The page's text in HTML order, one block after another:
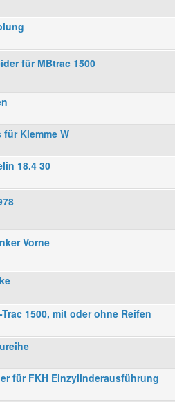
für MBtrac 1500
Klemme W
18.4 30
Vorne
1500, mit oder ohne Reifen
für FKH Einzylinderausführung